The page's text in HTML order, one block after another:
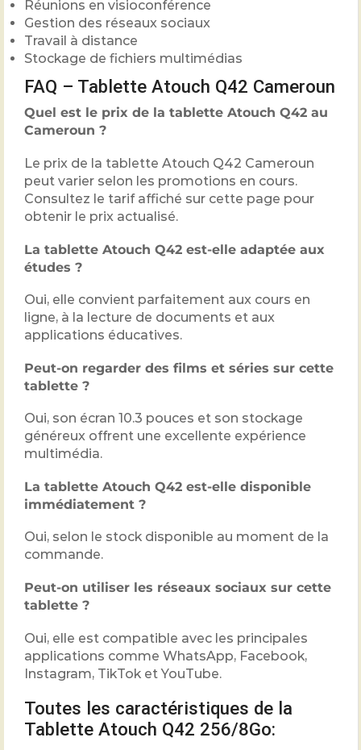
Réunions en visioconférence
Gestion des réseaux sociaux
Travail à distance
Stockage de fichiers multimédias
FAQ – Tablette Atouch Q42 Cameroun
Quel est le prix de la tablette Atouch Q42 au
Cameroun ?
Le prix de la tablette Atouch Q42 Cameroun
peut varier selon les promotions en cours.
Consultez le tarif affiché sur cette page pour
obtenir le prix actualisé.
La tablette Atouch Q42 est-elle adaptée aux
études ?
Oui, elle convient parfaitement aux cours en
ligne, à la lecture de documents et aux
applications éducatives.
Peut-on regarder des films et séries sur cette
tablette ?
Oui, son écran 10.3 pouces et son stockage
généreux offrent une excellente expérience
multimédia.
La tablette Atouch Q42 est-elle disponible
immédiatement ?
Oui, selon le stock disponible au moment de la
commande.
Peut-on utiliser les réseaux sociaux sur cette
tablette ?
Oui, elle est compatible avec les principales
applications comme WhatsApp, Facebook,
Instagram, TikTok et YouTube.
Toutes les caractéristiques de la
Tablette Atouch Q42 256/8Go: